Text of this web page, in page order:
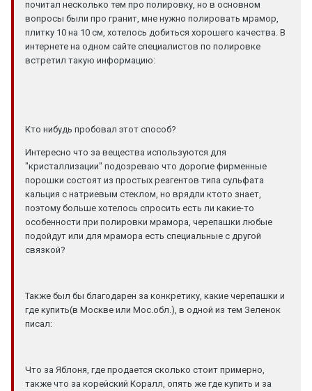
почитал несколько тем про полировку, но в основном
вопросы были про гранит, мне нужно полировать мрамор,
плитку 10 на 10 см, хотелось добиться хорошего качества. В
интернете на одном сайте специалистов по полировке
встретил такую информацию:
Кто нибудь пробовал этот способ?
Интересно что за вещества используются для
"кристаллизации" подозреваю что дорогие фирменные
порошки состоят из простых реагентов типа сульфата
кальция с натриевым стеклом, но врядли ктото знает,
поэтому больше хотелось спросить есть ли какие-то
особенности при полировки мрамора, черепашки любые
подойдут или для мрамора есть специальные с другой
связкой?
Также был бы благодарен за конкретику, какие черепашки и
где купить(в Москве или Мос.обл.), в одной из тем Зеленок
писал:
Что за Яблоня, где продается сколько стоит примерно,
также что за корейский Коралл, опять же где купить и за